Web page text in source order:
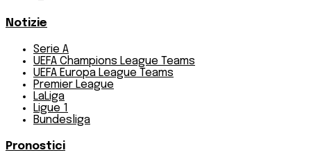
Notizie
Serie A
UEFA Champions League Teams
UEFA Europa League Teams
Premier League
LaLiga
Ligue 1
Bundesliga
Pronostici